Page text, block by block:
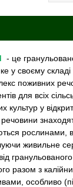
- це
у своєму
поживних
для всіх
культур у
рослинами,
живильне
разом з
особливо (під